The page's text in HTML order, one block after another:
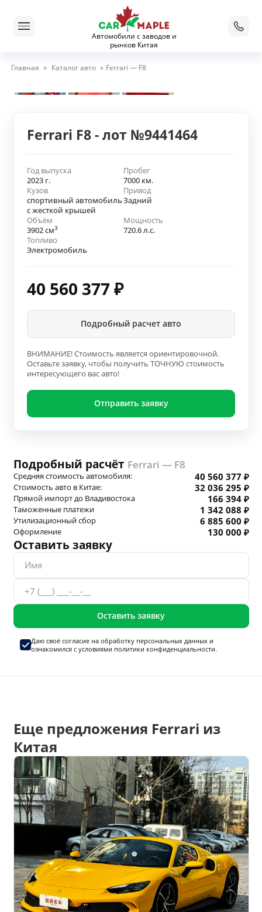
Автомобили с заводов и
рынков Китая
Главная » Каталог авто » Ferrari — F8
Ferrari F8 - лот №9441464
Год выпуска
2023 г.
Пробег
7000 км.
Кузов
спортивный автомобиль
с жесткой крышей
Привод
Задний
Объём
3902 см3
Мощность
720.6 л.с.
Топливо
Электромобиль
40 560 377 ₽
Подробный расчет авто
ВНИМАНИЕ! Стоимость является ориентировочной.
Оставьте заявку, чтобы получить ТОЧНУЮ стоимость
интересующего вас авто!
Отправить заявку
Подробный расчёт Ferrari — F8
Средняя стоимость автомобиля: 40 560 377 ₽
Стоимость авто в Китае: 32 036 295 ₽
Прямой импорт до Владивостока 166 394 ₽
Таможенные платежи 1 342 088 ₽
Утилизационный сбор 6 885 600 ₽
Оформление 130 000 ₽
Оставить заявку
Оставить заявку
Даю своё согласие на обработку персональных данныхи
ознакомился с условиями политики конфиденциальности.
Еще предложения Ferrari из
Китая